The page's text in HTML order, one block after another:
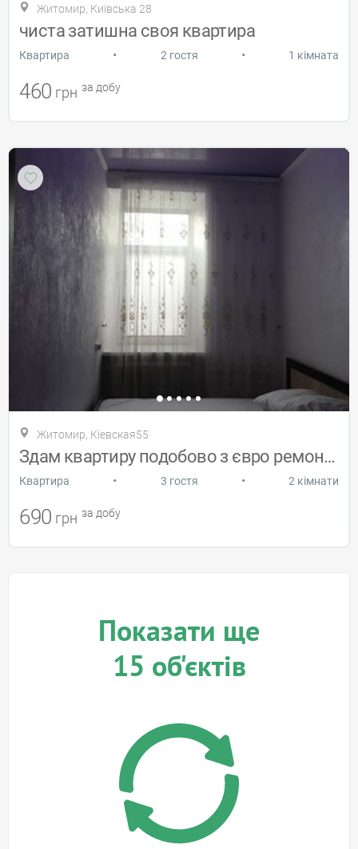
Житомир, Київська 28
чиста затишна своя квартира
Квартира • 2 гостя • 1 кімната
460 грн за добу
Житомир, Кіевская55
Здам квартиру подобово з євро ремонтом
Квартира • 3 гостя • 2 кімнати
690 грн за добу
Показати ще
15 об'єктів